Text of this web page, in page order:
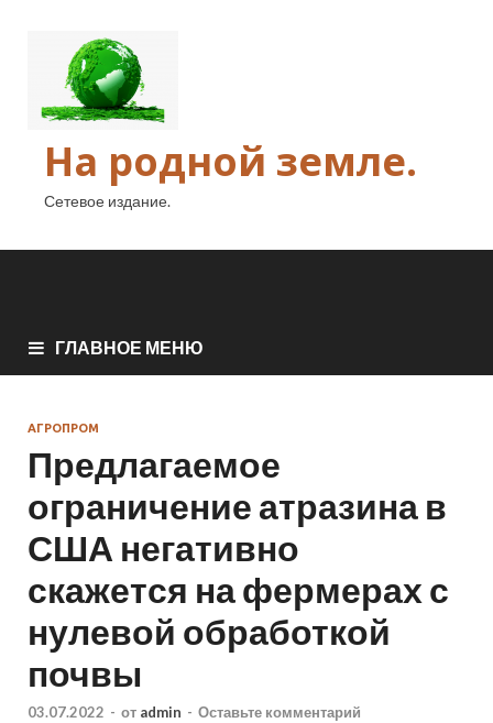
На родной земле.
Сетевое издание.
ГЛАВНОЕ МЕНЮ
АГРОПРОМ
Предлагаемое
ограничение атразина в
США негативно
скажется на фермерах с
нулевой обработкой
почвы
03.07.2022 - от admin - Оставьте комментарий